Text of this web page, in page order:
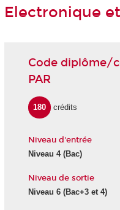
Electronique
Code diplôme/
PAR
180 crédits
Niveau d'entrée
Niveau 4(Bac)
Niveau de sortie
Niveau 6(Bac+3 et 4)